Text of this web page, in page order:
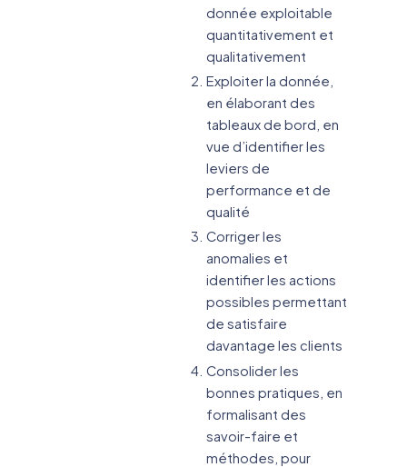
donnée exploitable
quantitativement et
qualitativement
Exploiter la donnée,
en élaborant des
tableaux de bord, en
vue d’identifier les
leviers de
performance et de
qualité
Corriger les
anomalies et
identifier les actions
possibles permettant
de satisfaire
davantage les clients
Consolider les
bonnes pratiques, en
formalisant des
savoir-faire et
méthodes, pour